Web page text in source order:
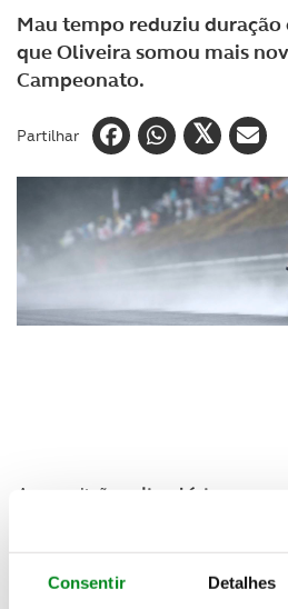
Consentir Detalhes
Mau tempo reduziu
que Oliveira somou mais
Campeonato.
Partilhar
As condições climatéricas
que
de
por ser ainda mais
severas que
desempenhou
de tal